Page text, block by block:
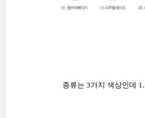
종류는 3가지 색상인데